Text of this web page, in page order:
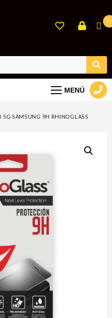
0
MENÚ
5G SAMSUNG 9H RHINOGLASS